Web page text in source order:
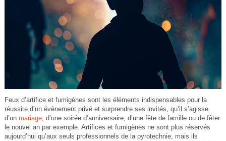
Feux d’artifice et fumigènes sont les éléments indispensables pour la
réussite d’un évènement privé et surprendre ses invités, qu’il s’agisse
d’un mariage, d’une soirée d’anniversaire, d’une fête de famille ou de fêter
le nouvel an par exemple. Artifices et fumigènes ne sont plus réservés
aujourd’hui qu’aux seuls professionnels de la pyrotechnie, mais ils